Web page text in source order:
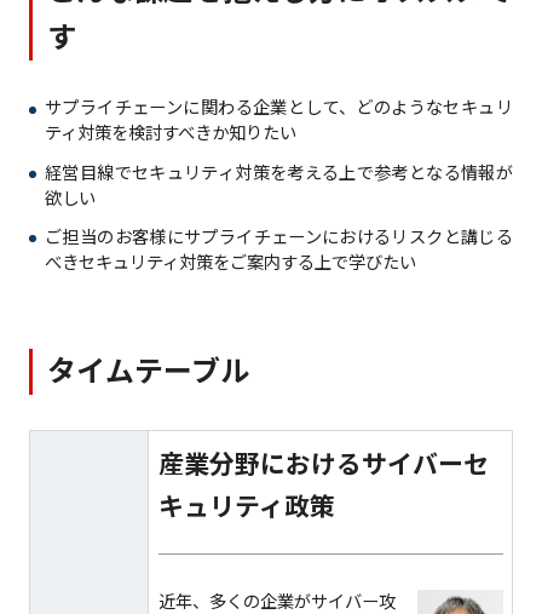
す
サプライチェーンに関わる企業として、どのようなセキュリ
ティ対策を検討すべきか知りたい
経営目線でセキュリティ対策を考える上で参考となる情報が
欲しい
ご担当のお客様にサプライチェーンにおけるリスクと講じる
べきセキュリティ対策をご案内する上で学びたい
タイムテーブル
産業分野におけるサイバーセ
キュリティ政策
近年、多くの企業がサイバー攻